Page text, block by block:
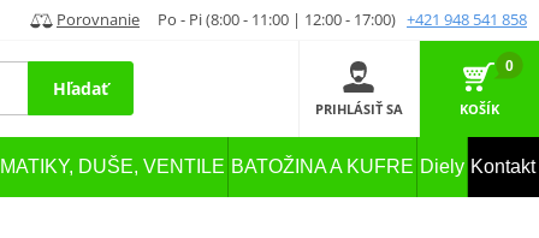
Porovnanie Po - Pi (8:00 - 11:00 | 12:00 - 17:00) +421 948 541 858
Hľadať
PRIHLÁSIŤ SA
0
KOŠÍK
DUŠE, VENTILE BATOŽINA A KUFRE Diely Kontakt